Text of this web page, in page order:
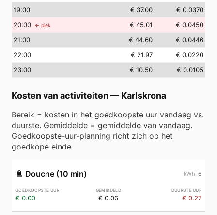
19:00 € 37.00
€ 0.0370
20:00 ← piek € 45.01
€ 0.0450
21:00 € 44.60
€ 0.0446
22:00 € 21.97
€ 0.0220
23:00 € 10.50 € 0.0105
Kosten van activiteiten — Karlskrona
Bereik = kosten in het goedkoopste uur vandaag vs.
duurste. Gemiddelde = gemiddelde van vandaag.
Goedkoopste-uur-planning richt zich op het
goedkope einde.
🚿 Douche (10 min) 6
€ 0.00 € 0.06 € 0.27